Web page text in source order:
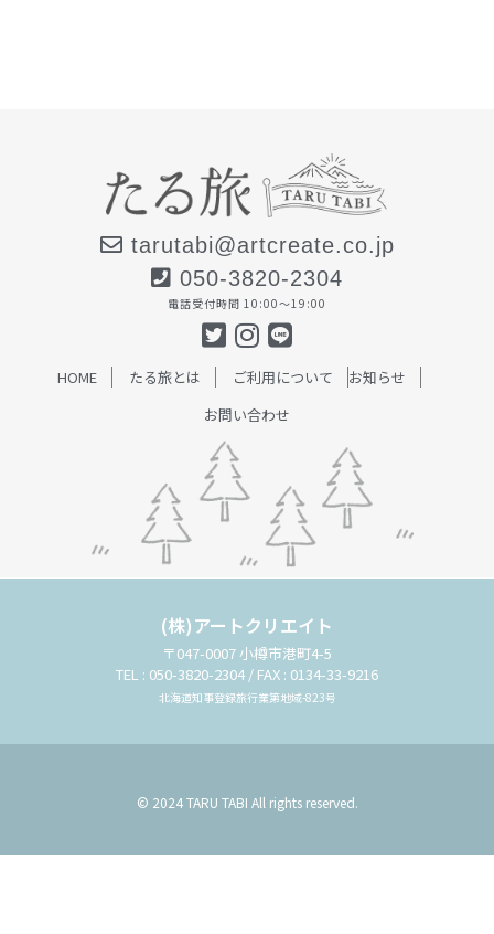
tarutabi@artcreate.co.jp
050-3820-2304
電話受付時間 10:00〜19:00
HOME たる旅とは ご利用について
お知らせ
お問い合わせ
(株)アートクリエイト
〒047-0007 小樽市港町4-5
TEL : 050-3820-2304 / FAX : 0134-33-9216
北海道知事登録旅行業第地域-823号
© 2024 TARU TABI All rights reserved.